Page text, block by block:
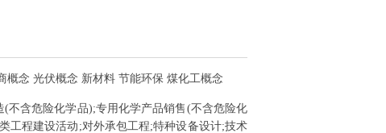
念 光伏概念 新材料 节能环保 煤化工概念
不含危险化学品);专用化学产品销售(不含危险化
工程建设活动;对外承包工程;特种设备设计;技术